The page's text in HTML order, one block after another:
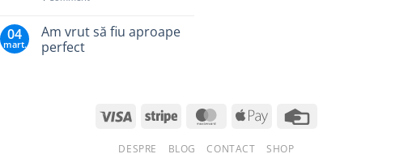
04
mart.
Am vrut să fiu aproape
perfect
DESPRE BLOG CONTACT SHOP